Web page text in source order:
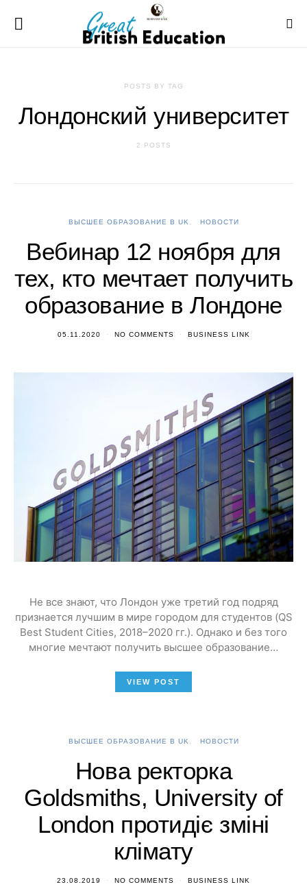
POSTS BY TAG
Лондонский университет
2 POSTS
ВЫСШЕЕ ОБРАЗОВАНИЕ В UK НОВОСТИ
Вебинар 12 ноября для
тех, кто мечтает получить
образование в Лондоне
05.11.2020 NO COMMENTS BUSINESS LINK
Не все знают, что Лондон уже третий год подряд
признается лучшим в мире городом для студентов (QS
Best Student Cities, 2018–2020 гг.). Однако и без того
многие мечтают получить высшее образование…
VIEW POST
ВЫСШЕЕ ОБРАЗОВАНИЕ В UK НОВОСТИ
Нова ректорка
Goldsmiths, University of
London протидіє зміні
клімату
23.08.2019 NO COMMENTS BUSINESS LINK